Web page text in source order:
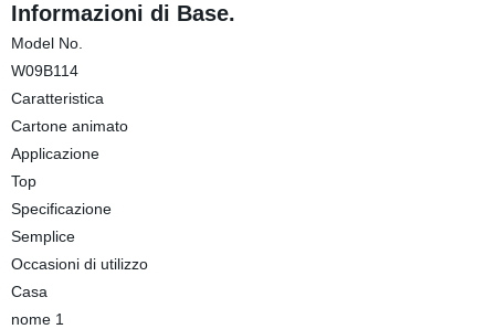
Informazioni di Base.
Model No.
W09B114
Caratteristica
Cartone animato
Applicazione
Top
Specificazione
Semplice
Occasioni di utilizzo
Casa
nome 1